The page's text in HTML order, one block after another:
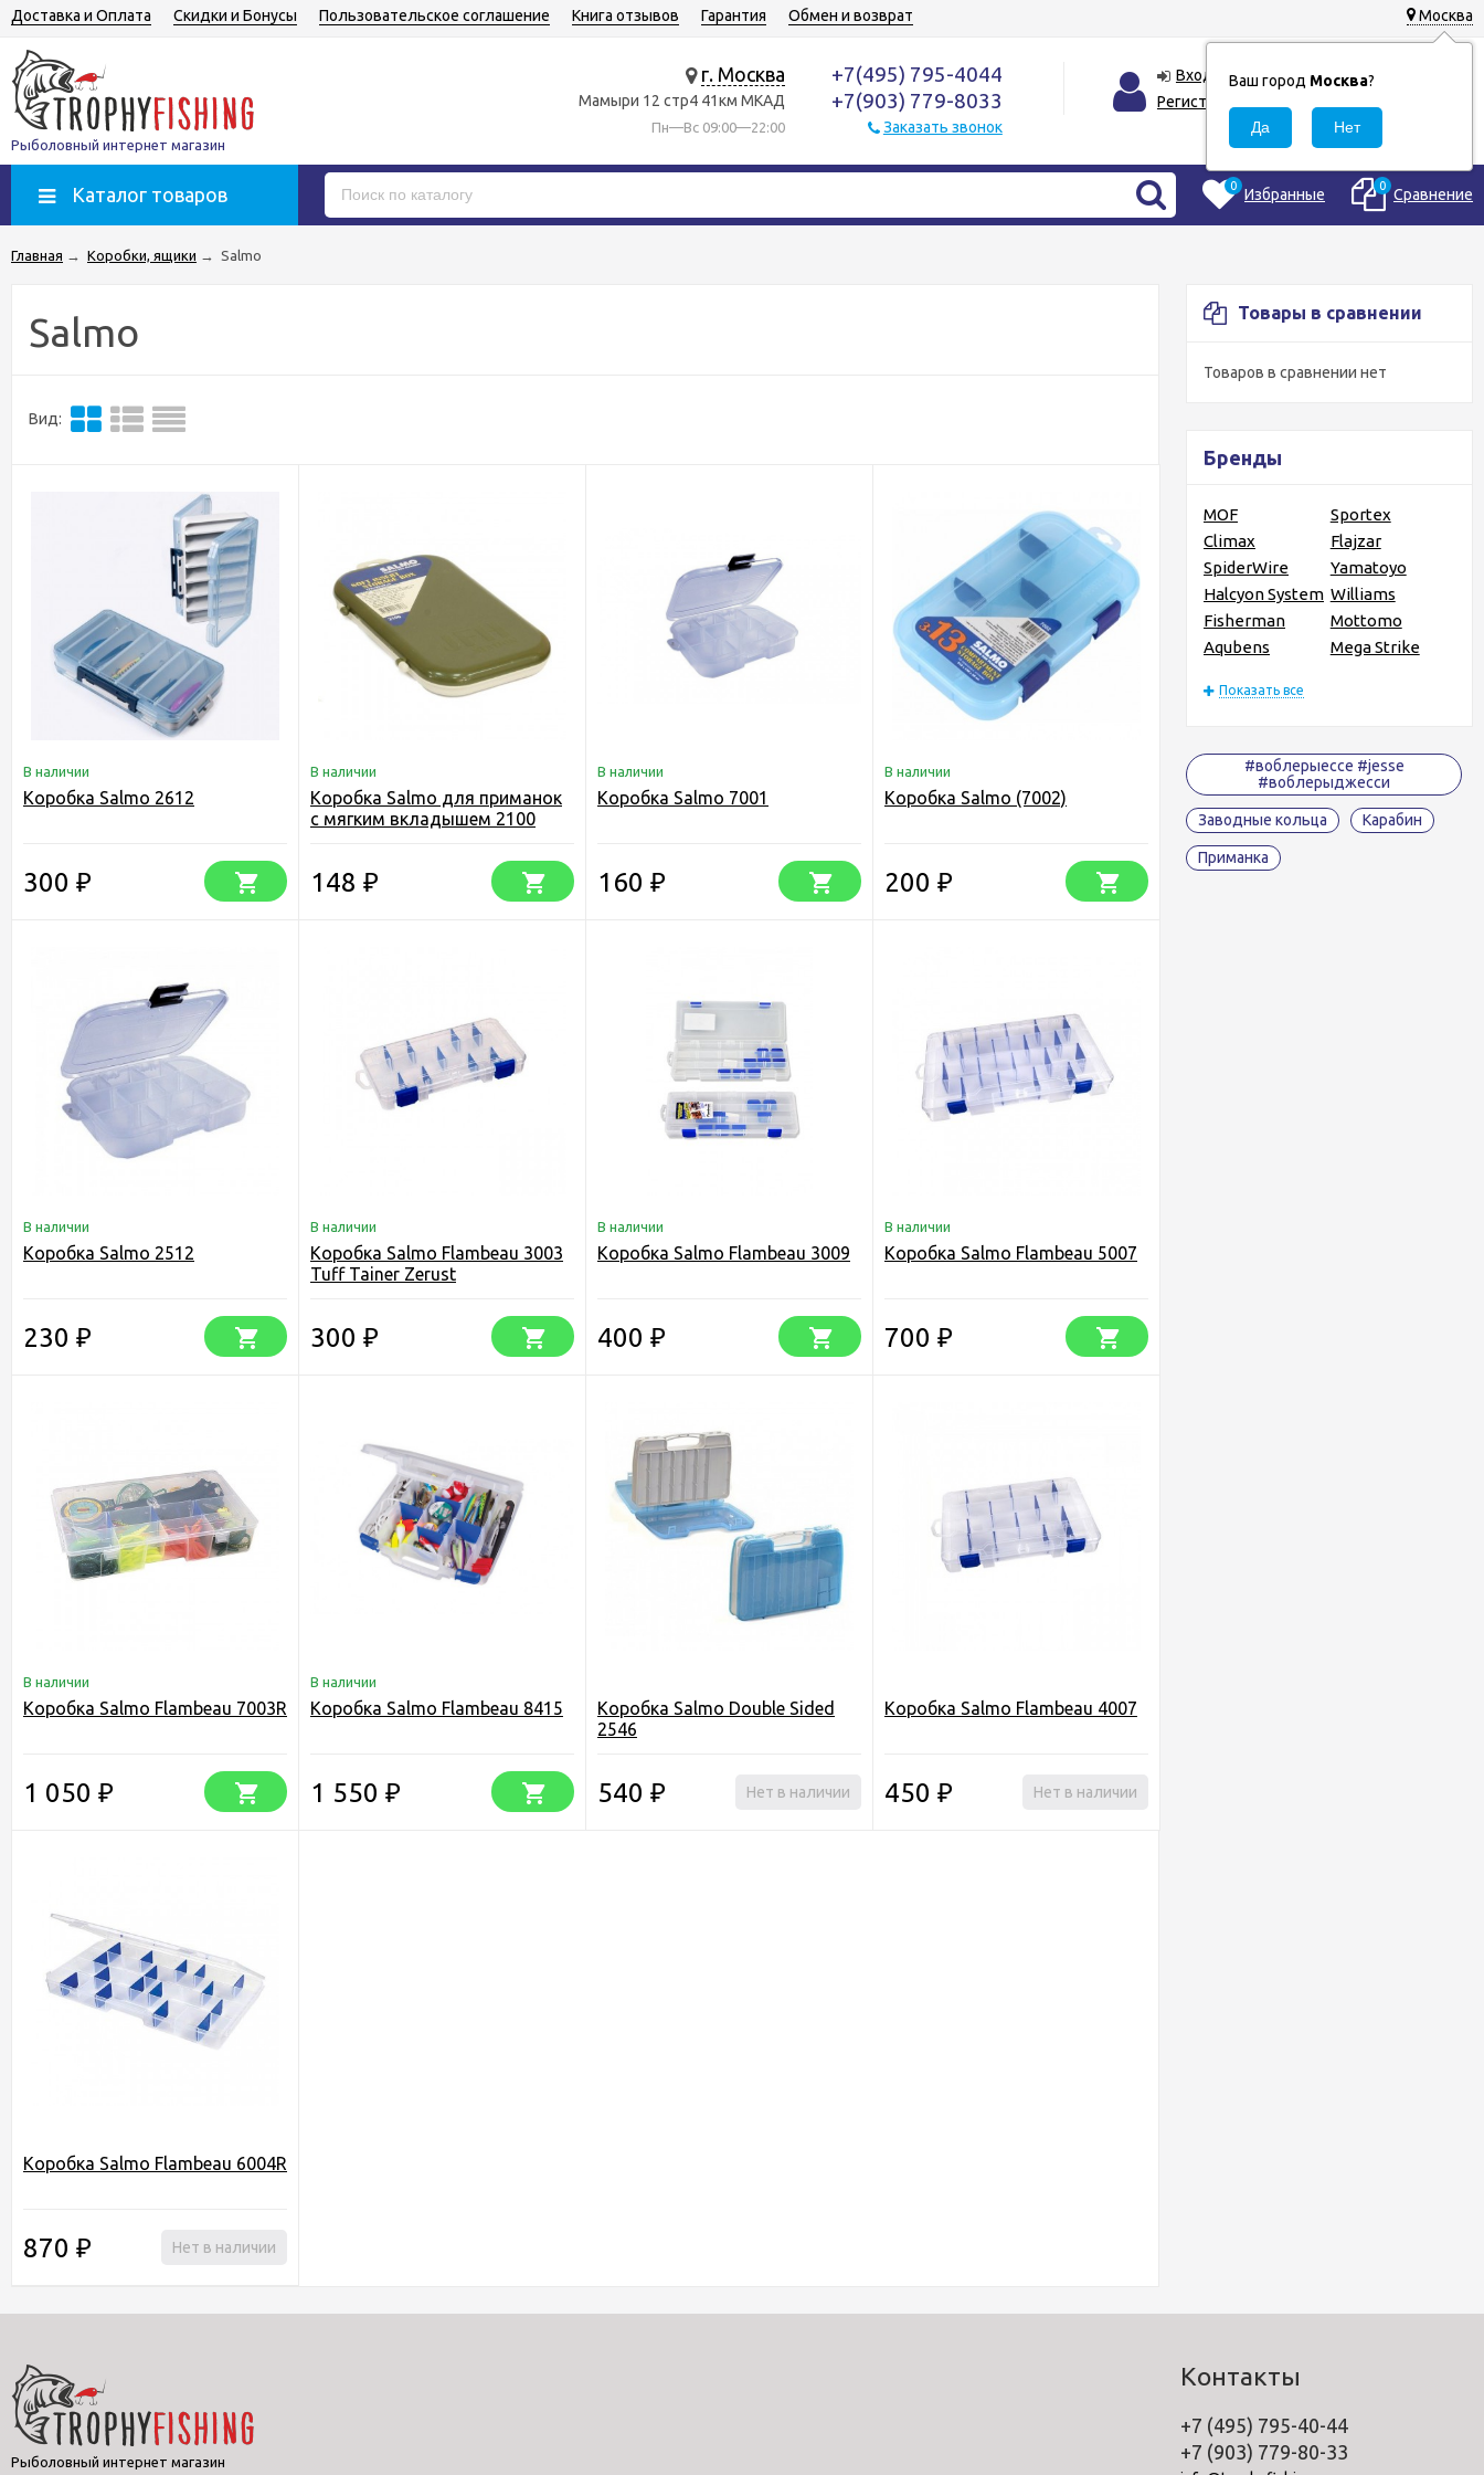
Москва
Ваш город Москва?
Доставка и Оплата Скидки и Бонусы Пользовательское соглашение Книга отзывов Гарантия Обмен и возврат
Рыболовный интернет магазин
г. Москва
Мамыри 12 стр4 41км МКАД
Пн—Вс 09:00—22:00
+7(495) 795-4044
+7(903) 779-8033
Заказать звонок
Вход
Регистрация
Каталог товаров 0 Избранные 0 Сравнение
Главная → Коробки, ящики → Salmo
Товары в сравнении
Товаров в сравнении нет
Бренды
MOF
Sportex
Climax
Flajzar
SpiderWire
Yamatoyo
Halcyon System Williams
Fisherman
Mottomo
Aqubens
Mega Strike
Показать все
#воблерыессе #jesse
#воблерыджесси
Заводные кольца Карабин
Приманка
Salmo
Вид:
В наличии
Koробка Salmo 2612
300 ₽
В наличии
Коробка Salmo для приманок
с мягким вкладышем 2100
148 ₽
В наличии
Коробка Salmo 7001
160 ₽
В наличии
Коробка Salmo (7002)
200 ₽
В наличии
Коробка Salmo 2512
230 ₽
В наличии
Коробка Salmo Flambeau 3003
Tuff Tainer Zerust
300 ₽
В наличии
Коробка Salmo Flambeau 3009
400 ₽
В наличии
Коробка Salmo Flambeau 5007
700 ₽
В наличии
Коробка Salmo Flambeau 7003R
1 050 ₽
В наличии
Коробка Salmo Flambeau 8415
1 550 ₽
Коробка Salmo Double Sided
2546
540 ₽ Нет в наличии
Коробка Salmo Flambeau 4007
450 ₽ Нет в наличии
Коробка Salmo Flambeau 6004R
870 ₽ Нет в наличии
Рыболовный интернет магазин
Контакты
+7 (495) 795-40-44
+7 (903) 779-80-33